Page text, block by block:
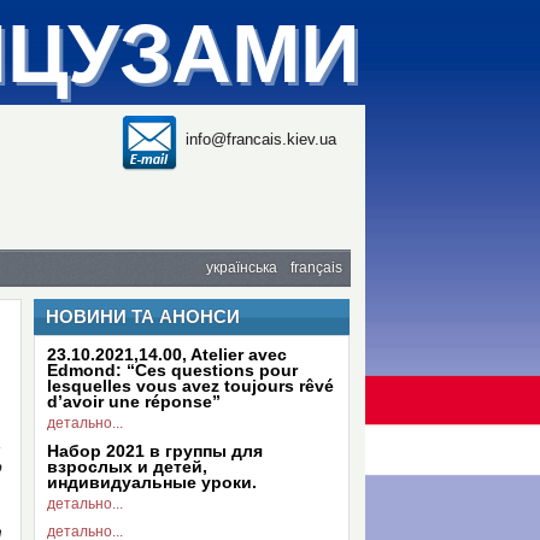
info@francais.kiev.ua
українська français
НОВИНИ ТА АНОНСИ
23.10.2021,14.00, Atelier avec
Edmond: “Ces questions pour
lesquelles vous avez toujours rêvé
d’avoir une réponse”
детально...
Набор 2021 в группы для
взрослых и детей,
индивидуальные уроки.
детально...
детально...